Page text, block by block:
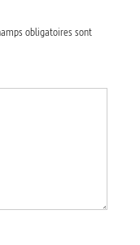
obligatoires sont